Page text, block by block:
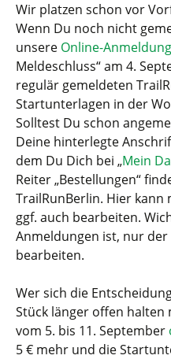
Wir platzen schon vor
Wenn Du noch nicht
unsere Online-Anmeldung
Meldeschluss“ am 4.
regulär gemeldeten
Startunterlagen in der
Solltest Du schon
Deine hinterlegte
dem Du Dich bei „Mein
Reiter „Bestellungen“
TrailRunBerlin. Hier
ggf. auch bearbeiten.
Anmeldungen ist, nur
bearbeiten.
Wer sich die
Stück länger offen halten
vom 5. bis 11. September
5 € mehr und die